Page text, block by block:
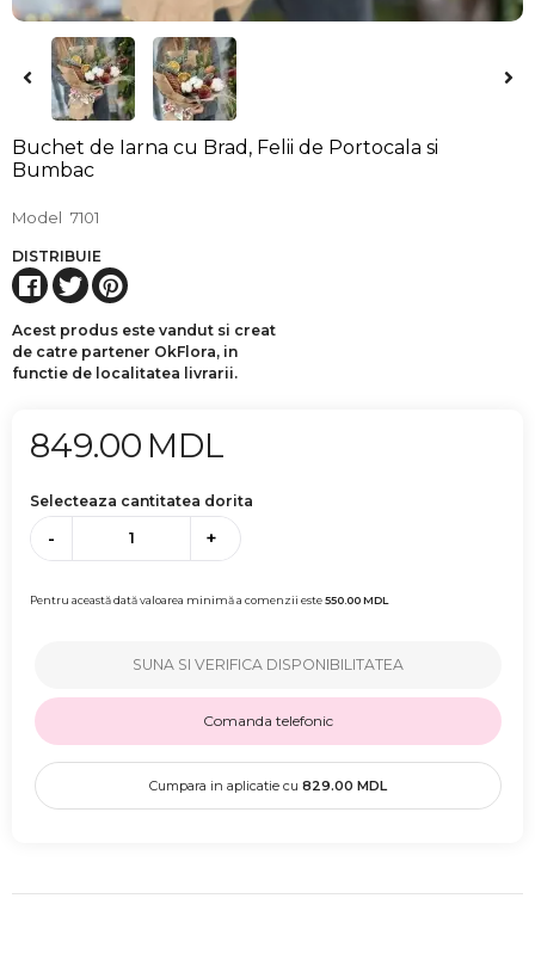
Buchet de Iarna cu Brad, Felii de Portocala si
Bumbac
Model 7101
DISTRIBUIE
Acest produs este vandut si creat
de catre partener OkFlora, in
functie de localitatea livrarii.
849.00 MDL
Selecteaza cantitatea dorita
- +
Pentru această dată valoarea minimă a comenzii este550.00MDL
SUNA SI VERIFICA DISPONIBILITATEA
Comanda telefonic
Cumpara in aplicatie cu 829.00 MDL